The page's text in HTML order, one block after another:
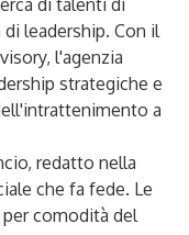
di talenti di
leadership. Con il
l'agenzia
strategiche e
a
redatto nella
che fa fede. Le
comodità del